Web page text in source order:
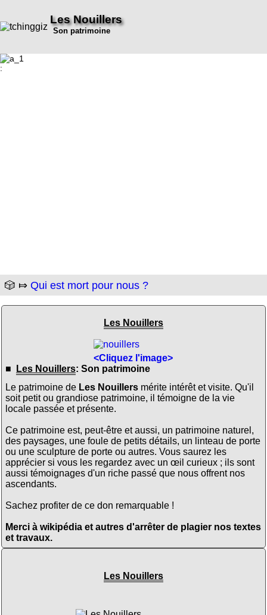
Les Nouillers
Son patrimoine
:
🎲 ⤇ Qui est mort pour nous ?
Les Nouillers
<Cliquez l'image>
■
Les Nouillers: Son patrimoine
Le patrimoine de Les Nouillersmérite intérêt et visite. Qu'il
soit petit ou grandiose patrimoine, il témoigne de la vie
locale passée et présente.
Ce patrimoine est, peut-être et aussi, un patrimoine naturel,
des paysages, une foule de petits détails, un linteau de porte
ou une sculpture de porte ou autres. Vous saurez les
apprécier si vous les regardez avec un œil curieux ; ils sont
aussi témoignages d'un riche passé que nous offrent nos
ascendants.
Sachez profiter de ce don remarquable !
Merci à wikipédia et autres d'arrêter de plagier nos textes
et travaux.
Les Nouillers